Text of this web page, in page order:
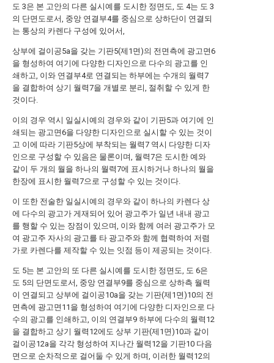
도 3은 본 고안의 다른 실시예를 도시한 정면도, 도 4는 도 3
의 단면도로서, 중앙 연결부4를 중심으로 상하단이 연결되
는 통상의 카렌다 구성에 있어서,
상부에 걸이공5a을 갖는 기판5(제1면)의 전면측에 광고면6
을 형성하여 여기에 다양한 디자인으로 다수의 광고를 인
쇄하고, 이와 연결부4로 연결되는 하부에는 수개의 월력7
을 결합하여 상기 월력7을 개별로 분리, 절취할 수 있게 한
것이다.
이의 경우 역시 일실시예의 경우와 같이 기판5과 여기에 인
쇄되는 광고면6을 다양한 디자인으로 실시할 수 있는 것이
고 이에 따라 기판5상에 부착되는 월력7 역시 다양한 디자
인으로 구성할 수 있음은 물론이며, 월력7은 도시한 예와
같이 두 개의 월을 하나의 월력7에 표시하거나 하나의 월을
한장에 표시한 월력7으로 구성할 수 있는 것이다.
이 또한 전술한 일실시예의 경우와 같이 하나의 카렌다 상
에 다수의 광고가 게재되어 있어 광고주가 일년 내내 광고
를 행할 수 있는 장점이 있으며, 이와 함께 여러 광고주가 모
여 광고주 자사의 광고를 타 광고주와 함께 협력하여 저렴
가로 카렌다를 제작할 수 있는 잇점 등이 제공되는 것이다.
도 5는 본 고안의 또 다른 실시예를 도시한 정면도, 도 6은
도 5의 단면도로서, 중앙 연결부9를 중심으로 상하측 월력
이 연결되고 상부에 걸이공10a을 갖는 기판(제1면)10의 전
면측에 광고면11을 형성하여 여기에 다양한 디자인으로 다
수의 광고를 인쇄하고, 이의 연결부9 하부에 다수의 월력12
을 결합하고 상기 월력12에도 상부 기판(제1면)10과 같이
걸이공12a을 각각 형성하여 지나간 월력12을 기판10 다음
면으로 순차적으로 걸어둘 수 있게 하며, 이러한 월력12의